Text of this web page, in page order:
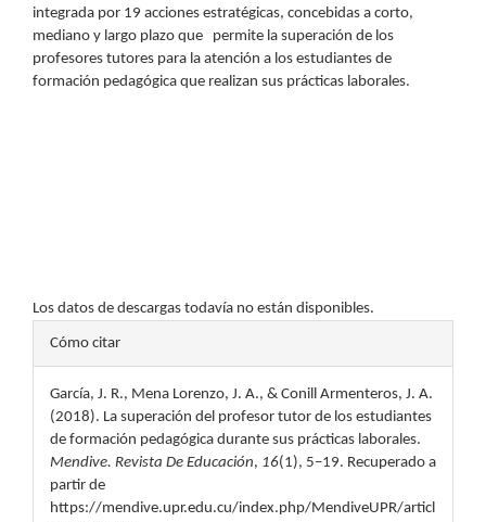
integrada por 19 acciones estratégicas, concebidas a corto,
mediano y largo plazo que permite la superación de los
profesores tutores para la atención a los estudiantes de
formación pedagógica que realizan sus prácticas laborales.
Los datos de descargas todavía no están disponibles.
Detalles
del
artículo
Cómo citar
García, J. R., Mena Lorenzo, J. A., & Conill Armenteros, J. A.
(2018). La superación del profesor tutor de los estudiantes
de formación pedagógica durante sus prácticas laborales.
Mendive. Revista De Educación, 16(1), 5–19. Recuperado a
partir de
https://mendive.upr.edu.cu/index.php/MendiveUPR/articl